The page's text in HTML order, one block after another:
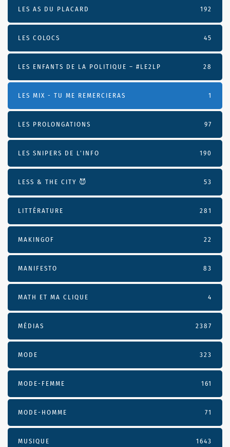
LES AS DU PLACARD 192
LES COLOCS 45
LES ENFANTS DE LA POLITIQUE – #LE2LP 28
LES MIX - TU ME REMERCIERAS 1
LES PROLONGATIONS 97
LES SNIPERS DE L’INFO 190
LESS & THE CITY 😈 53
LITTÉRATURE 281
MAKINGOF 22
MANIFESTO 83
MATH ET MA CLIQUE 4
MÉDIAS 2387
MODE 323
MODE-FEMME 161
MODE-HOMME 71
MUSIQUE 1643